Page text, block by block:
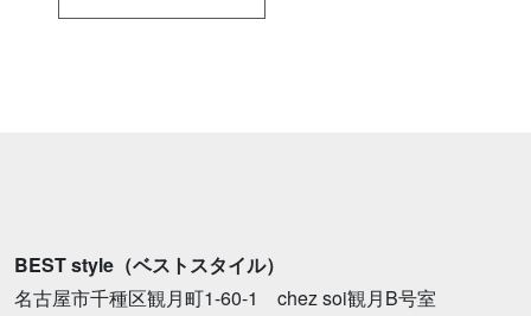
BEST style（ベストスタイル）
名古屋市千種区観月町1-60-1 chez soi観月B号室